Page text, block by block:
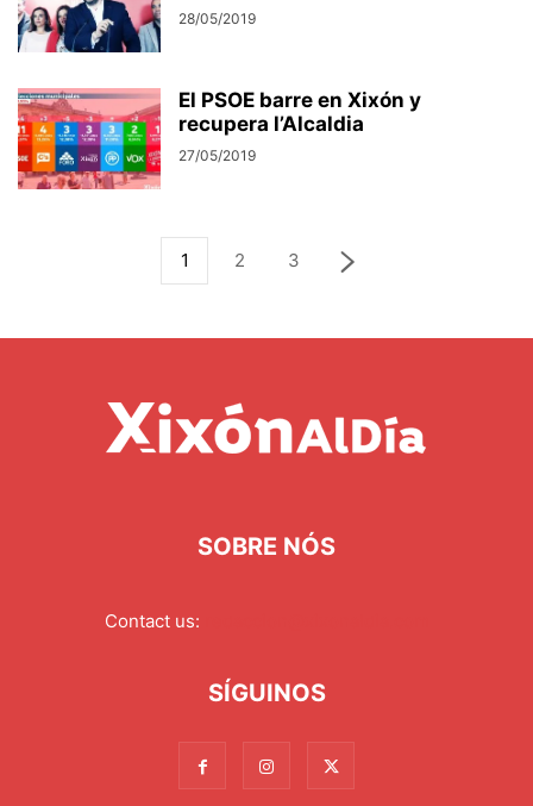
28/05/2019
El PSOE barre en Xixón y
recupera l’Alcaldia
27/05/2019
1 2 3
SOBRE NÓS
Contact us:
SÍGUINOS